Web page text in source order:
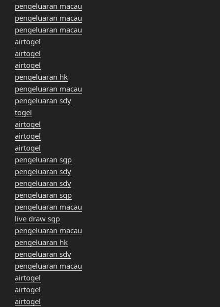
pengeluaran macau
pengeluaran macau
pengeluaran macau
airtogel
airtogel
airtogel
pengeluaran hk
pengeluaran macau
pengeluaran sdy
togel
airtogel
airtogel
airtogel
pengeluaran sgp
pengeluaran sdy
pengeluaran sdy
pengeluaran sgp
pengeluaran macau
live draw sgp
pengeluaran macau
pengeluaran hk
pengeluaran sdy
pengeluaran macau
airtogel
airtogel
airtogel